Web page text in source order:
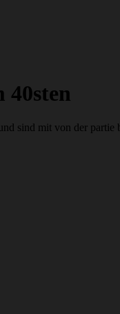
sind mit von der partie